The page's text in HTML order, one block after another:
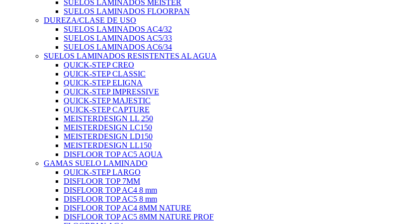
SUELOS LAMINADOS MEISTER
SUELOS LAMINADOS FLOORPAN
DUREZA/CLASE DE USO
SUELOS LAMINADOS AC4/32
SUELOS LAMINADOS AC5/33
SUELOS LAMINADOS AC6/34
SUELOS LAMINADOS RESISTENTES AL AGUA
QUICK-STEP CREO
QUICK-STEP CLASSIC
QUICK-STEP ELIGNA
QUICK-STEP IMPRESSIVE
QUICK-STEP MAJESTIC
QUICK-STEP CAPTURE
MEISTERDESIGN LL 250
MEISTERDESIGN LC150
MEISTERDESIGN LD150
MEISTERDESIGN LL150
DISFLOOR TOP AC5 AQUA
GAMAS SUELO LAMINADO
QUICK-STEP LARGO
DISFLOOR TOP 7MM
DISFLOOR TOP AC4 8 mm
DISFLOOR TOP AC5 8 mm
DISFLOOR TOP AC4 8MM NATURE
DISFLOOR TOP AC5 8MM NATURE PROF